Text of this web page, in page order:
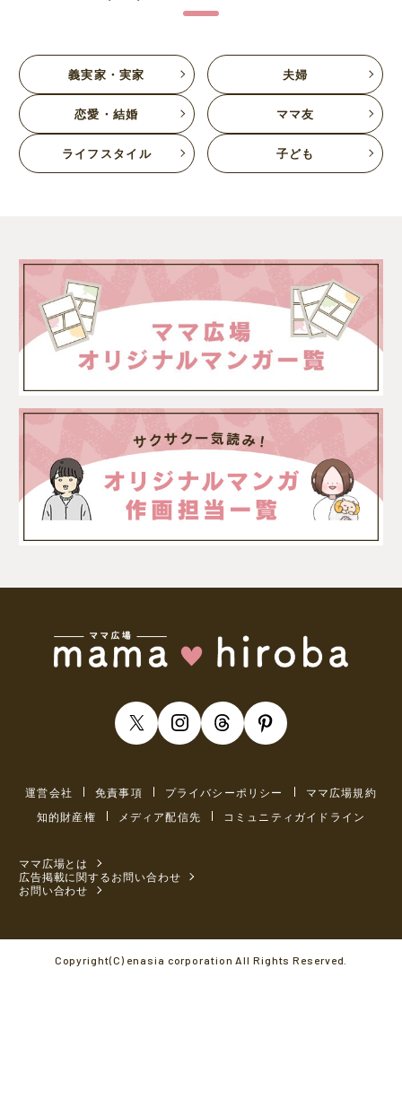
義実家・実家 夫婦
恋愛・結婚 ママ友
ライフスタイル 子ども
運営会社 免責事項 プライバシーポリシー
ママ広場規約
知的財産権
メディア配信先 コミュニティガイドライン
ママ広場とは
広告掲載に関するお問い合わせ
お問い合わせ
Copyright(C) enasia corporation All Rights Reserved.